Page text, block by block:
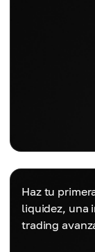
Haz tu
liquidez, una
trading